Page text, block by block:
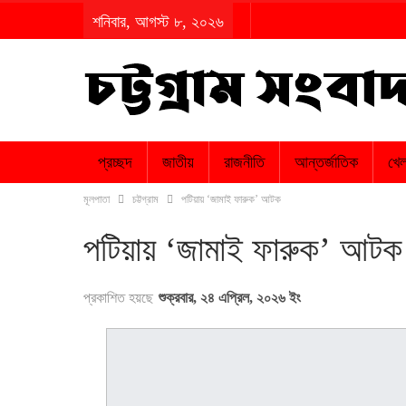
শনিবার, আগস্ট ৮, ২০২৬
প্রচ্ছদ জাতীয় রাজনীতি আন্তর্জাতিক
মূলপাতা চট্টগ্রাম পটিয়ায় ‘জামাই ফারুক’ আটক
পটিয়ায় ‘জামাই ফারুক’ আটক
প্রকাশিত হয়ছে শুক্রবার, ২৪ এপ্রিল, ২০২৬ ইং